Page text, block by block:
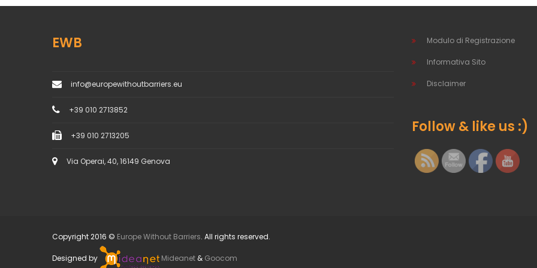
EWB
info@europewithoutbarriers.eu
+39 010 2713852
+39 010 2713205
Via Operai, 40, 16149 Genova
Modulo di Registrazione
Informativa Sito
Disclaimer
Follow & like us :)
Copyright 2016 © Europe Without Barriers. All rights reserved.
Designed by Mideanet & Goocom